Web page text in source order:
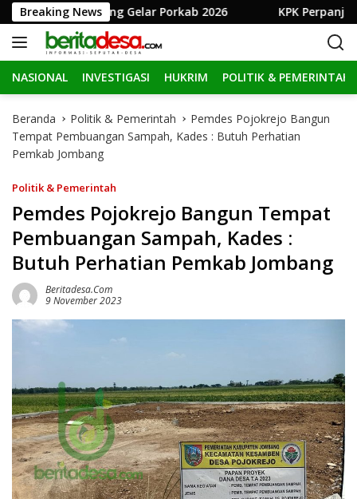
a
g
u
Breaking News
Jombang Gelar Porkab 2026 KPK Perpanjang
NASIONAL INVESTIGASI HUKRIM POLITIK & PEMERINTAH
Beranda Politik & Pemerintah
Pemdes Pojokrejo Bangun
Tempat Pembuangan Sampah, Kades : Butuh Perhatian
Pemkab Jombang
Politik & Pemerintah
Pemdes Pojokrejo Bangun Tempat
Pembuangan Sampah, Kades :
Butuh Perhatian Pemkab Jombang
Beritadesa.com
9 November 2023